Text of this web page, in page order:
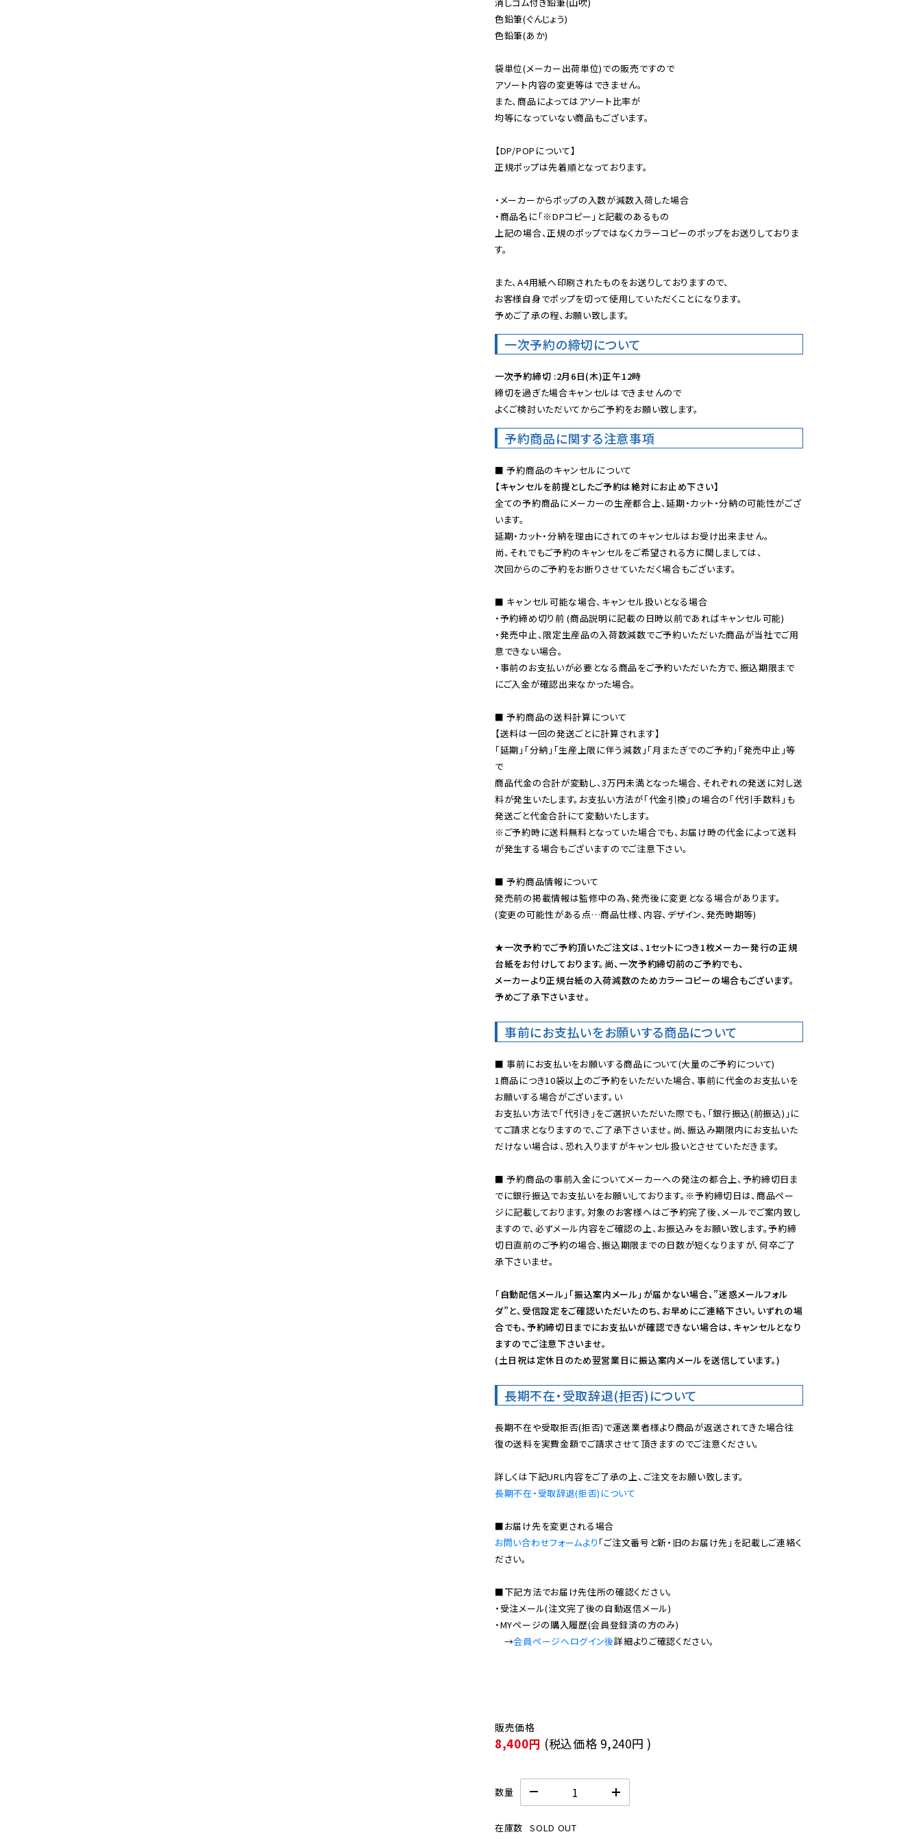
色鉛筆(ぐんじょう)
色鉛筆(あか)
袋単位(メーカー出荷単位)での販売ですので
アソート内容の変更等はできません。
また、商品によってはアソート比率が
均等になっていない商品もございます。
【DP/POPについて】
正規ポップは先着順となっております。
・メーカーからポップの入数が減数入荷した場合
・商品名に「※DPコピー」と記載のあるもの
上記の場合、正規のポップではなくカラーコピーのポップをお送りしておりま
す。
また、A4用紙へ印刷されたものをお送りしておりますので、
お客様自身でポップを切って使用していただくことになります。
予めご了承の程、お願い致します。
一次予約の締切について
一次予約締切 :2月6日(木)正午12時
締切を過ぎた場合キャンセルはできませんので
よくご検討いただいてからご予約をお願い致します。
予約商品に関する注意事項
【キャンセルを前提としたご予約は絶対にお止め下さい】
全ての予約商品にメーカーの生産都合上、延期・カット・分納の可能性がござ
います。
延期・カット・分納を理由にされてのキャンセルはお受け出来ません。
尚、それでもご予約のキャンセルをご希望される方に関しましては、
次回からのご予約をお断りさせていただく場合もございます。
■ キャンセル可能な場合、キャンセル扱いとなる場合
・予約締め切り前 (商品説明に記載の日時以前であればキャンセル可能)
・発売中止、限定生産品の入荷数減数でご予約いただいた商品が当社でご用
意できない場合。
・事前のお支払いが必要となる商品をご予約いただいた方で、振込期限まで
にご入金が確認出来なかった場合。
■ 予約商品の送料計算について
【送料は一回の発送ごとに計算されます】
「延期」「分納」「生産上限に伴う減数」「月またぎでのご予約」「発売中止」等
で
商品代金の合計が変動し、3万円未満となった場合、それぞれの発送に対し送
料が発生いたします。お支払い方法が「代金引換」の場合の「代引手数料」も
※ご予約時に送料無料となっていた場合でも、お届け時の代金によって送料
が発生する場合もございますのでご注意下さい。
■ 予約商品情報について
発売前の掲載情報は監修中の為、発売後に変更となる場合があります。
(変更の可能性がある点…商品仕様、内容、デザイン、発売時期等)
★一次予約でご予約頂いたご注文は、1セットにつき1枚メーカー発行の正規
台紙をお付けしております。尚、一次予約締切前のご予約でも、
メーカーより正規台紙の入荷減数のためカラーコピーの場合もございます。
予めご了承下さいませ。
事前にお支払いをお願いする商品について
■ 事前にお支払いをお願いする商品について(大量のご予約について)
1商品につき10袋以上のご予約をいただいた場合、事前に代金のお支払いを
お願いする場合がございます。い
お支払い方法で「代引き」をご選択いただいた際でも、「銀行振込(前振込)」に
てご請求となりますので、ご了承下さいませ。尚、振込み期限内にお支払いた
だけない場合は、恐れ入りますがキャンセル扱いとさせていただきます。
■ 予約商品の事前入金についてメーカーへの発注の都合上、予約締切日ま
でに銀行振込でお支払いをお願いしております。※予約締切日は、商品ペー
ジに記載しております。対象のお客様へはご予約完了後、メールでご案内致し
ますので、必ずメール内容をご確認の上、お振込みをお願い致します。予約締
切日直前のご予約の場合、振込期限までの日数が短くなりますが、何卒ご了
承下さいませ。
「自動配信メール」「振込案内メール」が届かない場合、”迷惑メールフォル
ダ”と、受信設定をご確認いただいたのち、お早めにご連絡下さい。いずれの場
合でも、予約締切日までにお支払いが確認できない場合は、キャンセルとなり
ますのでご注意下さいませ。
(土日祝は定休日のため翌営業日に振込案内メールを送信しています。)
長期不在・受取辞退(拒否)について
長期不在や受取拒否(拒否)で運送業者様より商品が返送されてきた場合往
復の送料を実費金額でご請求させて頂きますのでご注意ください。
長期不在・受取辞退(拒否)について
お問い合わせフォームより 「ご注文番号と新・旧のお届け先」を記載しご連絡く
ださい。
■下記方法でお届け先住所の確認ください。
・受注メール(注文完了後の自動返信メール)
・MYページの購入履歴(会員登録済の方のみ)
→会員ページへログイン後
8,400円 (税込価格 9,240円 )
数量
在庫数 SOLD OUT